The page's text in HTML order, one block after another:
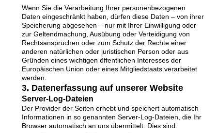
Wenn Sie die Verarbeitung Ihrer personenbezogenen
Daten eingeschränkt haben, dürfen diese Daten – von ihrer
Speicherung abgesehen – nur mit Ihrer Einwilligung oder
zur Geltendmachung, Ausübung oder Verteidigung von
Rechtsansprüchen oder zum Schutz der Rechte einer
anderen natürlichen oder juristischen Person oder aus
Gründen eines wichtigen öffentlichen Interesses der
Europäischen Union oder eines Mitgliedstaats verarbeitet
werden.
3. Datenerfassung auf unserer Website
Server-Log-Dateien
Der Provider der Seiten erhebt und speichert automatisch
Informationen in so genannten Server-Log-Dateien, die Ihr
Browser automatisch an uns übermittelt. Dies sind: